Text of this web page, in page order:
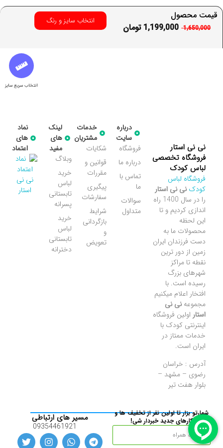
قیمت محصول
1,650,000
1,199,000 تومان
انتخاب سایز و رنگ
انتخاب سریع سایز
نی نی استار
فروشگاه تخصصی
لباس کودک
فروشگاه لباس
کودک نی نی استار
را در سال 1400 راه
اندازی کردیم و تا
این لحظه
محصولات ما به
دست فرزندان ایران
زمین از دور ترین
نقطه تا مراکز
شهرهای بزرگ
رسیده است. با
افتخار اعلام میکنیم
مجموعهنی نی
استار اولین فروشگاه
اینترنتی کودک با
خدمات ممتاز در
ایران است.
آدرس : خراسان
رضوی – مشهد –
بلوار هفت تیر
درباره
سایت
فروشگاه
درباره ما
تماس با
ما
سوالات
متداول
خدمات
مشتریان
شکایات
قوانین و
مقررات
پیگیری
سفارشات
شرایط
بازگردانی
و
تعویض
لینک
های
مفید
وبلاگ
خرید
لباس
تابستانی
پسرانه
خرید
لباس
تابستانی
دخترانه
نماد
های
اعتماد
شمارتو بزار تا اولین نفر از تخفیف ها و
کارهای جدید خبردار شی!
مسیر های ارتباطی
09354461921